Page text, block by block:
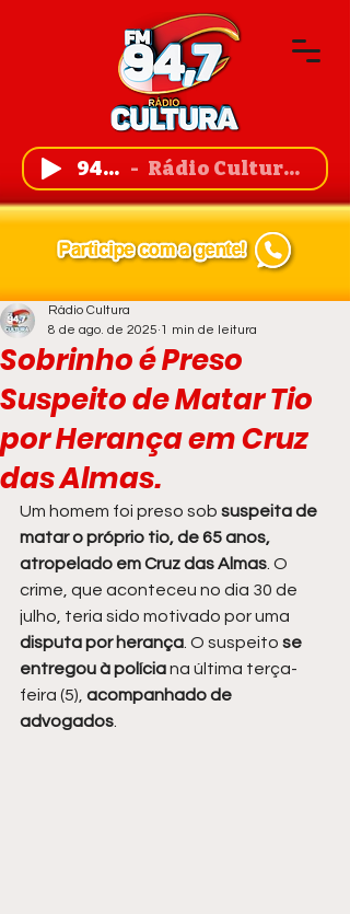
94,7 FM Rádio Cultura de Guanambi
Sobrinho é Preso
Suspeito de Matar Tio
por Herança em Cruz
das Almas.
Rádio Cultura
8 de ago. de 2025 1 min de leitura
Um homem foi preso sob suspeita de
matar o próprio tio, de 65 anos,
atropelado em Cruz das Almas . O
crime, que aconteceu no dia 30 de
julho, teria sido motivado por uma
disputa por herança . O suspeito se
entregou à polícia na última terça-
feira (5), acompanhado de
advogados